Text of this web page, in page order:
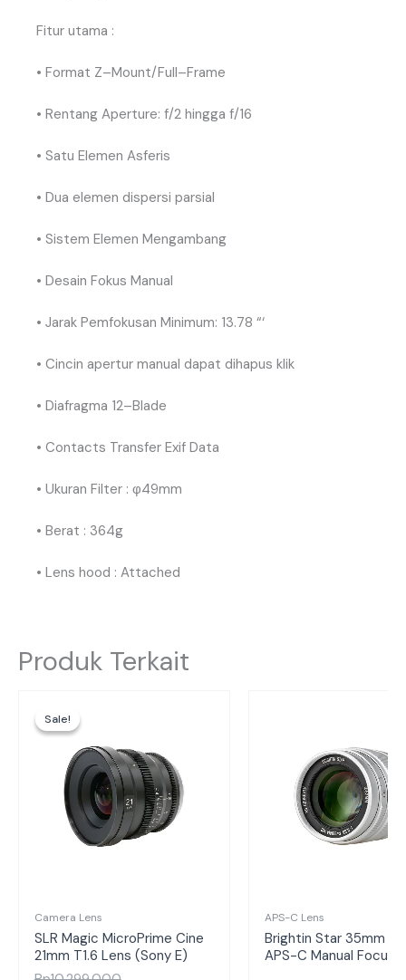
Fitur utama :
• Format Z–Mount/Full–Frame
• Rentang Aperture: f/2 hingga f/16
• Satu Elemen Asferis
• Dua elemen dispersi parsial
• Sistem Elemen Mengambang
• Desain Fokus Manual
• Jarak Pemfokusan Minimum: 13.78 “‘
• Cincin apertur manual dapat dihapus klik
• Diafragma 12–Blade
• Contacts Transfer Exif Data
• Ukuran Filter : φ49mm
• Berat : 364g
• Lens hood : Attached
Produk Terkait
Sale!
Sale!
Camera Lens
SLR Magic MicroPrime Cine
21mm T1.6 Lens (Sony E)
Rp10.299.000.
adalah:
Rp6.980.000.
APS-C Lens
Brightin Star 35mm
APS-C Manual Focus